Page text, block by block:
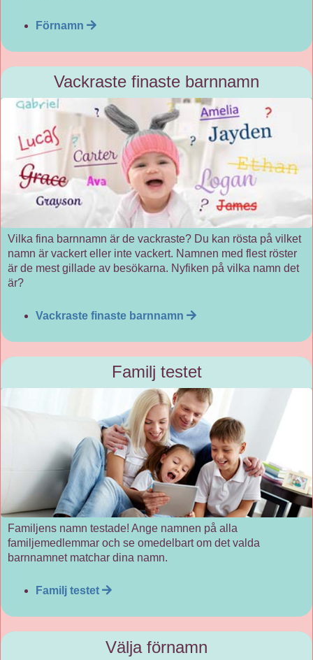
Förnamn
Vackraste finaste barnnamn
Vilka fina barnnamn är de vackraste? Du kan rösta på vilket
namn är vackert eller inte vackert. Namnen med flest röster
är de mest gillade av besökarna. Nyfiken på vilka namn det
är?
Vackraste finaste barnnamn
Familj testet
Familjens namn testade! Ange namnen på alla
familjemedlemmar och se omedelbart om det valda
barnnamnet matchar dina namn.
Familj testet
Välja förnamn